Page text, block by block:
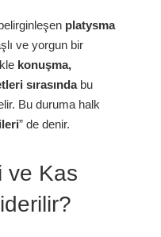
platysma
ve yorgun bir
konuşma,
sırasındabu
Bu duruma halk
” de denir.
ve Kas